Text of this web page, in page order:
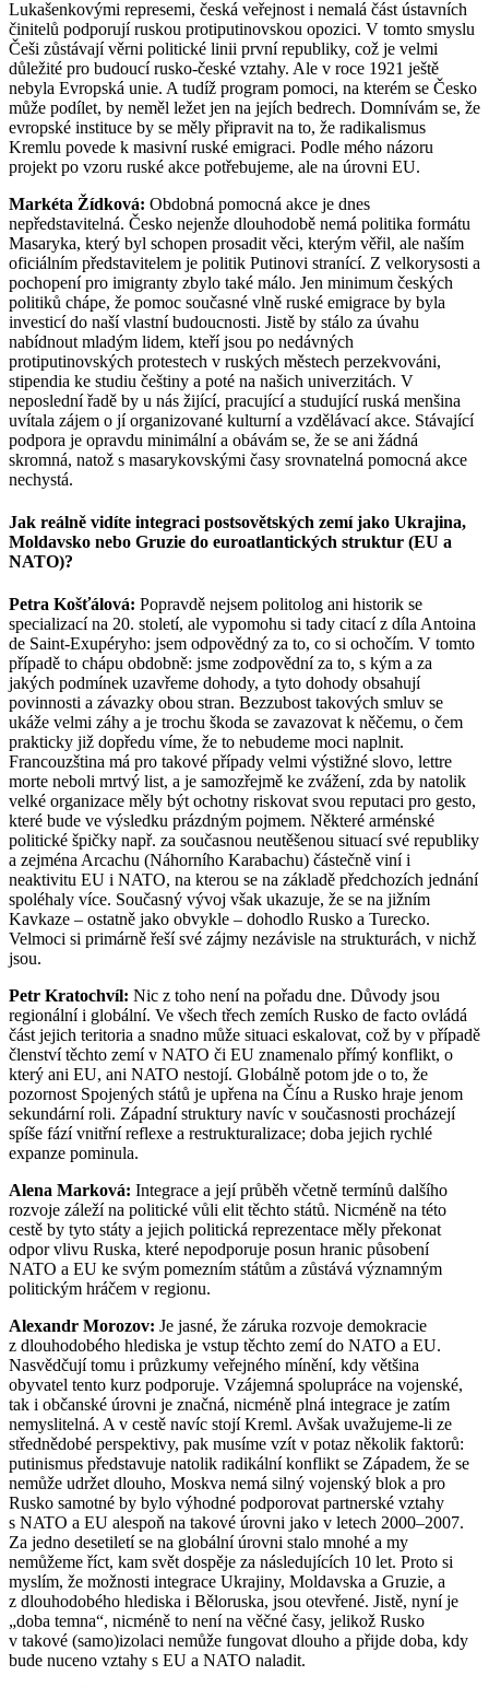
Lukašenkovými represemi, česká veřejnost i nemalá část ústavních
činitelů podporují ruskou protiputinovskou opozici. V tomto smyslu
Češi zůstávají věrni politické linii první republiky, což je velmi
důležité pro budoucí rusko-české vztahy. Ale v roce 1921 ještě
nebyla Evropská unie. A tudíž program pomoci, na kterém se Česko
může podílet, by neměl ležet jen na jejích bedrech. Domnívám se, že
evropské instituce by se měly připravit na to, že radikalismus
Kremlu povede k masivní ruské emigraci. Podle mého názoru
projekt po vzoru ruské akce potřebujeme, ale na úrovni EU.
Markéta Žídková: Obdobná pomocná akce je dnes
nepředstavitelná. Česko nejenže dlouhodobě nemá politika formátu
Masaryka, který byl schopen prosadit věci, kterým věřil, ale naším
oficiálním představitelem je politik Putinovi stranící. Z velkorysosti a
pochopení pro imigranty zbylo také málo. Jen minimum českých
politiků chápe, že pomoc současné vlně ruské emigrace by byla
investicí do naší vlastní budoucnosti. Jistě by stálo za úvahu
nabídnout mladým lidem, kteří jsou po nedávných
protiputinovských protestech v ruských městech perzekvováni,
stipendia ke studiu češtiny a poté na našich univerzitách. V
neposlední řadě by u nás žijící, pracující a studující ruská menšina
uvítala zájem o jí organizované kulturní a vzdělávací akce. Stávající
podpora je opravdu minimální a obávám se, že se ani žádná
skromná, natož s masarykovskými časy srovnatelná pomocná akce
nechystá.
Jak reálně vidíte integraci postsovětských zemí jako Ukrajina,
Moldavsko nebo Gruzie do euroatlantických struktur (EU a
NATO)?
Petra Košťálová: Popravdě nejsem politolog ani historik se
specializací na 20. století, ale vypomohu si tady citací z díla Antoina
de Saint-Exupéryho: jsem odpovědný za to, co si ochočím. V tomto
případě to chápu obdobně: jsme zodpovědní za to, s kým a za
jakých podmínek uzavřeme dohody, a tyto dohody obsahují
povinnosti a závazky obou stran. Bezzubost takových smluv se
ukáže velmi záhy a je trochu škoda se zavazovat k něčemu, o čem
prakticky již dopředu víme, že to nebudeme moci naplnit.
Francouzština má pro takové případy velmi výstižné slovo, lettre
morte neboli mrtvý list, a je samozřejmě ke zvážení, zda by natolik
velké organizace měly být ochotny riskovat svou reputaci pro gesto,
které bude ve výsledku prázdným pojmem. Některé arménské
politické špičky např. za současnou neutěšenou situací své republiky
a zejména Arcachu (Náhorního Karabachu) částečně viní i
neaktivitu EU i NATO, na kterou se na základě předchozích jednání
spoléhaly více. Současný vývoj však ukazuje, že se na jižním
Kavkaze – ostatně jako obvykle – dohodlo Rusko a Turecko.
Velmoci si primárně řeší své zájmy nezávisle na strukturách, v nichž
jsou.
Petr Kratochvíl: Nic z toho není na pořadu dne. Důvody jsou
regionální i globální. Ve všech třech zemích Rusko de facto ovládá
část jejich teritoria a snadno může situaci eskalovat, což by v případě
členství těchto zemí v NATO či EU znamenalo přímý konflikt, o
který ani EU, ani NATO nestojí. Globálně potom jde o to, že
pozornost Spojených států je upřena na Čínu a Rusko hraje jenom
sekundární roli. Západní struktury navíc v současnosti procházejí
spíše fází vnitřní reflexe a restrukturalizace; doba jejich rychlé
expanze pominula.
Alena Marková: Integrace a její průběh včetně termínů dalšího
rozvoje záleží na politické vůli elit těchto států. Nicméně na této
cestě by tyto státy a jejich politická reprezentace měly překonat
odpor vlivu Ruska, které nepodporuje posun hranic působení
NATO a EU ke svým pomezním státům a zůstává významným
politickým hráčem v regionu.
Alexandr Morozov: Je jasné, že záruka rozvoje demokracie
z dlouhodobého hlediska je vstup těchto zemí do NATO a EU.
Nasvědčují tomu i průzkumy veřejného mínění, kdy většina
obyvatel tento kurz podporuje. Vzájemná spolupráce na vojenské,
tak i občanské úrovni je značná, nicméně plná integrace je zatím
nemyslitelná. A v cestě navíc stojí Kreml. Avšak uvažujeme-li ze
střednědobé perspektivy, pak musíme vzít v potaz několik faktorů:
putinismus představuje natolik radikální konflikt se Západem, že se
nemůže udržet dlouho, Moskva nemá silný vojenský blok a pro
Rusko samotné by bylo výhodné podporovat partnerské vztahy
s NATO a EU alespoň na takové úrovni jako v letech 2000–2007.
Za jedno desetiletí se na globální úrovni stalo mnohé a my
nemůžeme říct, kam svět dospěje za následujících 10 let. Proto si
myslím, že možnosti integrace Ukrajiny, Moldavska a Gruzie, a
z dlouhodobého hlediska i Běloruska, jsou otevřené. Jistě, nyní je
„doba temna“, nicméně to není na věčné časy, jelikož Rusko
v takové (samo)izolaci nemůže fungovat dlouho a přijde doba, kdy
bude nuceno vztahy s EU a NATO naladit.